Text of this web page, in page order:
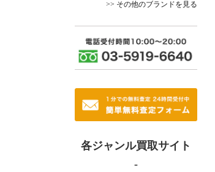
>> その他のブランドを見る
各ジャンル買取サイト
-